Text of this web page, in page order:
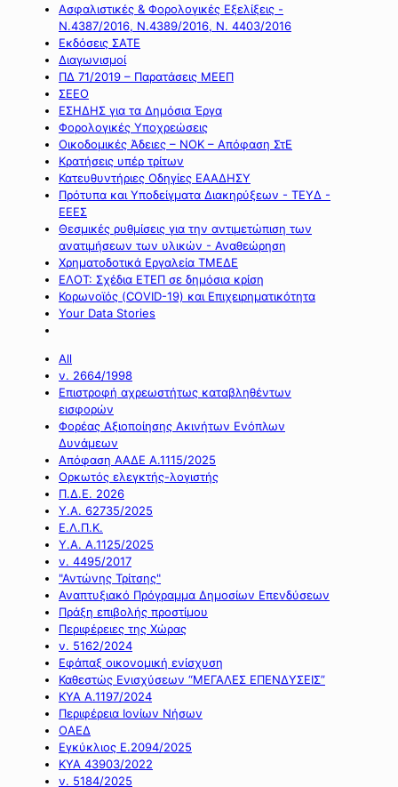
Ασφαλιστικές & Φορολογικές Εξελίξεις -
Ν.4387/2016, Ν.4389/2016, Ν. 4403/2016
Εκδόσεις ΣΑΤΕ
Διαγωνισμοί
ΠΔ 71/2019 – Παρατάσεις ΜΕΕΠ
ΣΕΕΟ
ΕΣΗΔΗΣ για τα Δημόσια Έργα
Φορολογικές Υποχρεώσεις
Οικοδομικές Άδειες – ΝΟΚ – Απόφαση ΣτΕ
Κρατήσεις υπέρ τρίτων
Κατευθυντήριες Οδηγίες ΕΑΑΔΗΣΥ
Πρότυπα και Υποδείγματα Διακηρύξεων - ΤΕΥΔ -
ΕΕΕΣ
Θεσμικές ρυθμίσεις για την αντιμετώπιση των
ανατιμήσεων των υλικών - Αναθεώρηση
Χρηματοδοτικά Εργαλεία ΤΜΕΔΕ
ΕΛΟΤ: Σχέδια ΕΤΕΠ σε δημόσια κρίση
Κορωνοϊός (COVID-19) και Επιχειρηματικότητα
Your Data Stories
All
ν. 2664/1998
Επιστροφή αχρεωστήτως καταβληθέντων
εισφορών
Φορέας Αξιοποίησης Ακινήτων Ενόπλων
Δυνάμεων
Απόφαση ΑΑΔΕ Α.1115/2025
Ορκωτός ελεγκτής-λογιστής
Π.Δ.Ε. 2026
Υ.Α. 62735/2025
Ε.Λ.Π.Κ.
Υ.Α. Α.1125/2025
ν. 4495/2017
"Αντώνης Τρίτσης"
Αναπτυξιακό Πρόγραμμα Δημοσίων Επενδύσεων
Πράξη επιβολής προστίμου
Περιφέρειες της Χώρας
ν. 5162/2024
Εφάπαξ οικονομική ενίσχυση
Καθεστώς Ενισχύσεων “ΜΕΓΑΛΕΣ ΕΠΕΝΔΥΣΕΙΣ”
ΚΥΑ Α.1197/2024
Περιφέρεια Ιονίων Νήσων
ΟΑΕΔ
Εγκύκλιος Ε.2094/2025
ΚΥΑ 43903/2022
ν. 5184/2025